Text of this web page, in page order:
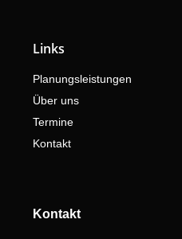
Links
Planungsleistungen
Über uns
Termine
Kontakt
Kontakt